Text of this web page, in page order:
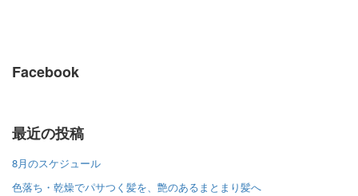
Facebook
最近の投稿
8月のスケジュール
色落ち・乾燥でパサつく髪を、艶のあるまとまり髪へ